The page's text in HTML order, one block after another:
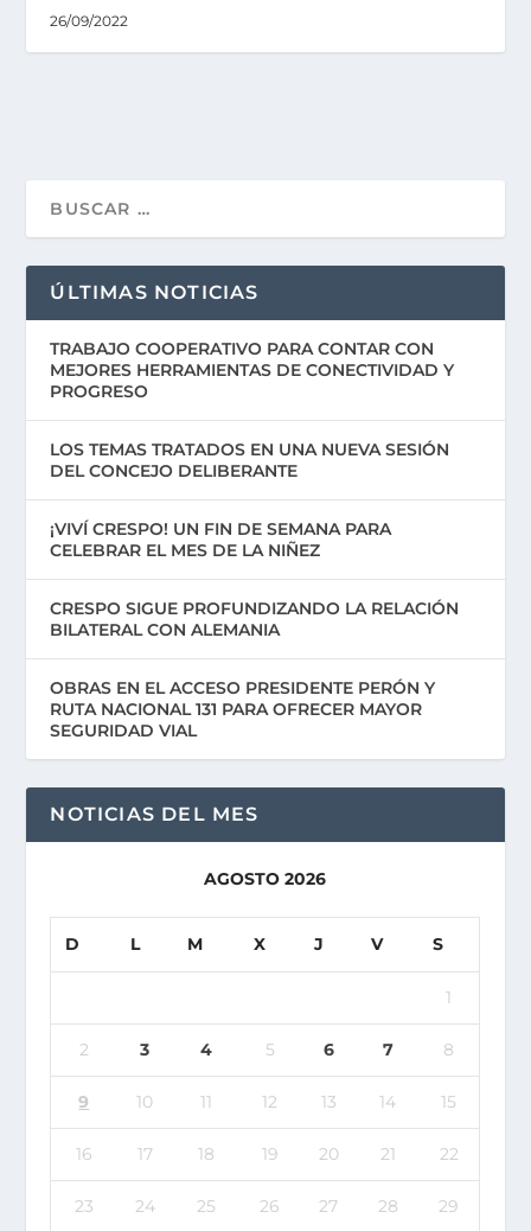
26/09/2022
ÚLTIMAS NOTICIAS
TRABAJO COOPERATIVO PARA CONTAR CON
MEJORES HERRAMIENTAS DE CONECTIVIDAD Y
PROGRESO
LOS TEMAS TRATADOS EN UNA NUEVA SESIÓN
DEL CONCEJO DELIBERANTE
¡VIVÍ CRESPO! UN FIN DE SEMANA PARA
CELEBRAR EL MES DE LA NIÑEZ
CRESPO SIGUE PROFUNDIZANDO LA RELACIÓN
BILATERAL CON ALEMANIA
OBRAS EN EL ACCESO PRESIDENTE PERÓN Y
RUTA NACIONAL 131 PARA OFRECER MAYOR
SEGURIDAD VIAL
NOTICIAS DEL MES
AGOSTO 2026
D L M X J V S
1
2 3 4 5 6 7 8
9 10 11 12 13 14 15
16 17 18 19 20 21 22
23 24 25 26 27 28 29